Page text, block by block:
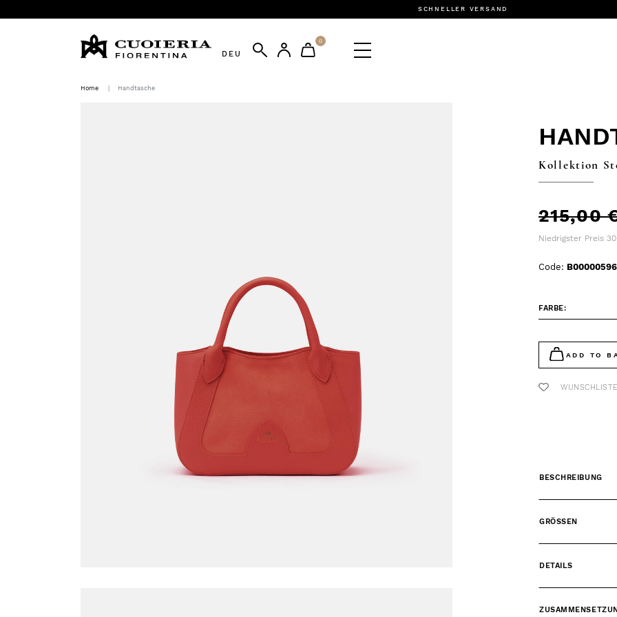
SCHNELLER VERSAND
DEU
0
Home Handtasche
Kollektion
215,00
Niedrigster Preis 30
Code:
FARBE:
ADD TO
WUNSCHLISTE
BESCHREIBUNG
GRÖSSEN
DETAILS